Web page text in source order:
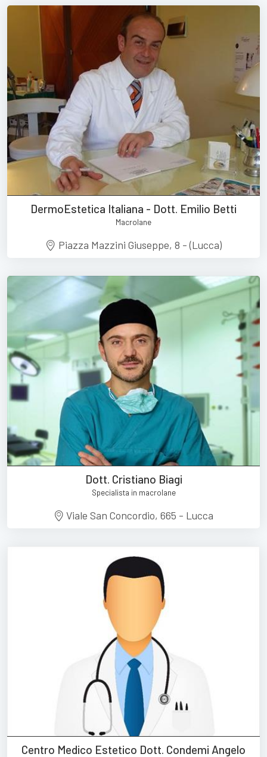
DermoEstetica Italiana - Dott. Emilio Betti
Macrolane
Piazza Mazzini Giuseppe, 8 - (Lucca)
Dott. Cristiano Biagi
Specialista in macrolane
Viale San Concordio, 665 - Lucca
Centro Medico Estetico Dott. Condemi Angelo